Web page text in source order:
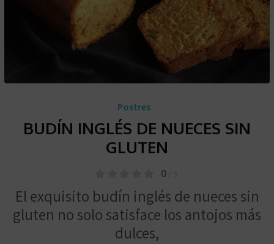
Postres
BUDÍN INGLÉS DE NUECES SIN
GLUTEN
0
El exquisito budín inglés de nueces sin
gluten no solo satisface los antojos más
dulces,